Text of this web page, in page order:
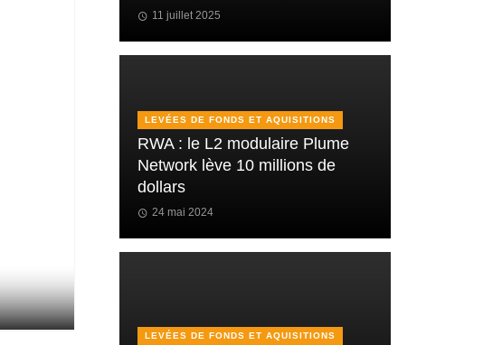
11 juillet 2025
LEVÉES DE FONDS ET AQUISITIONS
RWA : le L2 modulaire Plume
Network lève 10 millions de
dollars
24 mai 2024
LEVÉES DE FONDS ET AQUISITIONS